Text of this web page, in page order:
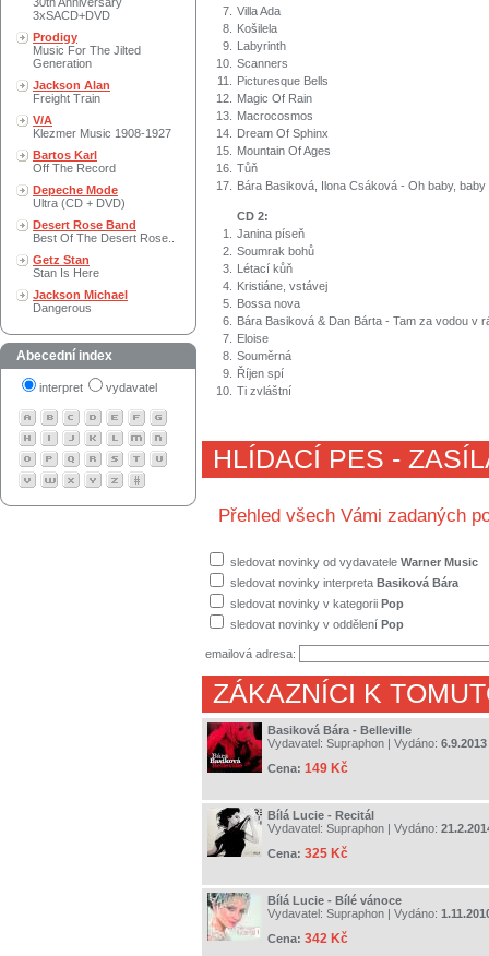
3xSACD+DVD
Prodigy
Music For The Jilted
Generation
Jackson Alan
Freight Train
V/A
Klezmer Music 1908-1927
Bartos Karl
Off The Record
Depeche Mode
Ultra (CD + DVD)
Desert Rose Band
Best Of The Desert Rose..
Getz Stan
Stan Is Here
Jackson Michael
Dangerous
Abecední index
interpret vydavatel
7. Villa Ada
8.
Košilela
9.
Labyrinth
10. Scanners
11.
Picturesque Bells
12.
Magic Of Rain
13.
Macrocosmos
14.
Dream Of Sphinx
15.
Mountain Of Ages
16. Tůň
17.
Bára Basiková, Ilona Csáková - Oh baby, baby
CD 2:
1.
Janina píseň
2. Soumrak bohů
3.
Létací kůň
4.
Kristiáne, vstávej
5.
Bossa nova
6.
Bára Basiková & Dan Bárta - Tam za vodou v
7.
Eloise
8. Souměrná
9.
Říjen spí
10. Ti zvláštní
HLÍDACÍ PES -
Přehled všech Vámi zadaných
sledovat novinky od vydavatele Warner Music
sledovat novinky interpreta Basiková Bára
sledovat novinky v kategorii Pop
sledovat novinky v oddělení Pop
emailová adresa:
ZÁKAZNÍCI K
Basiková Bára - Belleville
Vydavatel: Supraphon | Vydáno: 6.9.2013
Cena: 149 Kč
Bílá Lucie - Recitál
Vydavatel: Supraphon | Vydáno:
Cena: 325 Kč
Bílá Lucie - Bílé vánoce
Vydavatel: Supraphon | Vydáno:
Cena: 342 Kč